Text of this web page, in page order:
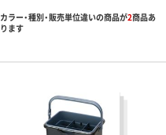
カラー・種別・販売単位違いの商品が2商品あ
ります